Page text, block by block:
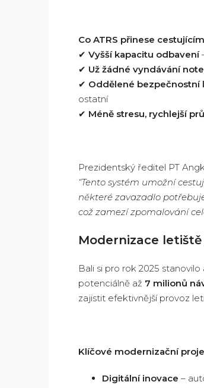
Co ATRS přinese
✔ Vyšší kapacitu odbavení
✔ Už žádné vyndávání
✔ Oddělené bezpečnostní
ostatní
✔ Méně stresu, rychlejší
Prezidentský ředitel PT
“Tento systém umožní
některé zavazadlo
což zamezí zpomalování
Modernizace
Bali si pro rok 2025
potenciálně až 7 milionů
zajistit efektivnější provoz
Klíčové modernizační
Digitální inovace –